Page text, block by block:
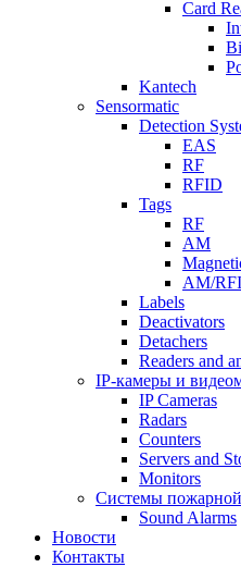
Card
Kantech
Sensormatic
Detection
EAS
RF
RFID
Tags
RF
AM
AM/
Labels
Deactivators
Detachers
Readers and
IP-камеры и
IP Cameras
Radars
Counters
Servers and
Monitors
Системы
Sound Alarms
Новости
Контакты